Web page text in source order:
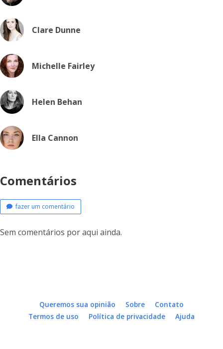
Clare Dunne
Michelle Fairley
Helen Behan
Ella Cannon
Comentários
fazer um comentário
Sem comentários por aqui ainda.
Queremos sua opinião Sobre
Contato
Termos de uso
Política de privacidade Ajuda